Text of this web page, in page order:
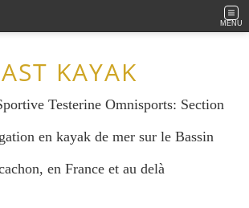
MENU
AST KAYAK
Testerine Omnisports: Section
en kayak de mer sur le Bassin
en France et au delà